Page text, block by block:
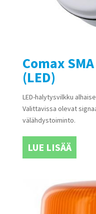
Comax
(LED)
LED-halytysvilkku
Valittavissa olevat
välähdystoiminto.
LUE LISÄÄ